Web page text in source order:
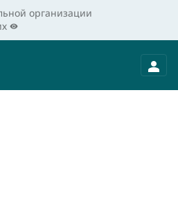
организации